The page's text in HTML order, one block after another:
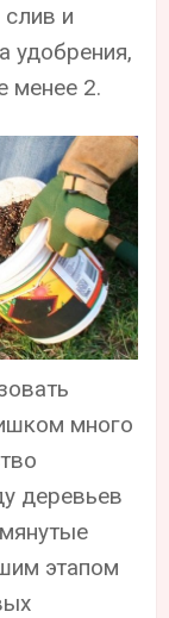
и
удобрения,
менее 2.
много
деревьев
этапом